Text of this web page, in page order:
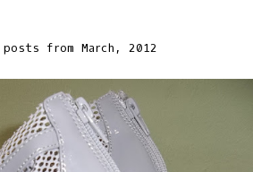
posts from March, 2012